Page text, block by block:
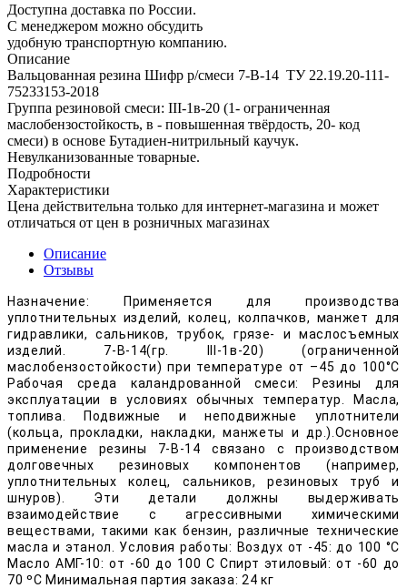
Доступна доставка по России.
С менеджером можно обсудить
удобную транспортную компанию.
Описание
Вальцованная резина Шифр р/смеси 7-В-14 ТУ 22.19.20-111-
75233153-2018
Группа резиновой смеси: III-1в-20 (1- ограниченная
маслобензостойкость, в - повышенная твёрдость, 20- код
смеси) в основе Бутадиен-нитрильный каучук.
Невулканизованные товарные.
Подробности
Характеристики
Цена действительна только для интернет-магазина и может
отличаться от цен в розничных магазинах
Описание
Отзывы
Назначение: Применяется для производства
уплотнительных изделий, колец, колпачков, манжет для
гидравлики, сальников, трубок, грязе- и маслосъемных
изделий. 7-В-14(гр. III-1в-20) (ограниченной
маслобензостойкости) при температуре от –45 до 100°С
Рабочая среда каландрованной смеси: Резины для
эксплуатации в условиях обычных температур. Масла,
топлива. Подвижные и неподвижные уплотнители
(кольца, прокладки, накладки, манжеты и др.).Основное
применение резины 7-В-14 связано с производством
долговечных резиновых компонентов (например,
уплотнительных колец, сальников, резиновых труб и
шнуров). Эти детали должны выдерживать
взаимодействие с агрессивными химическими
веществами, такими как бензин, различные технические
масла и этанол. Условия работы: Воздух от -45: до 100 °С
Масло АМГ-10: от -60 до 100 С Спирт этиловый: от -60 до
70 ºС Минимальная партия заказа: 24 кг